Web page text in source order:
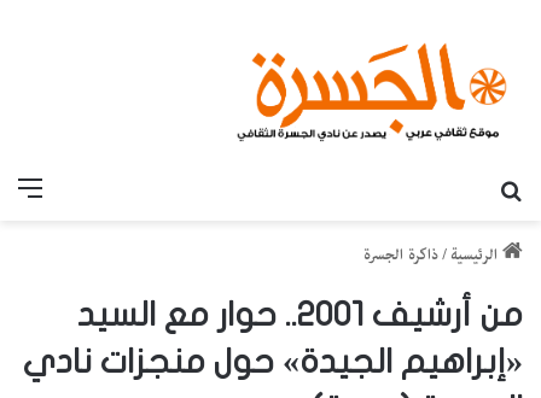
الرئيسية /ذاكرة الجسرة
من أرشيف 2001.. حوار مع السيد
«إبراهيم الجيدة» حول منجزات نادي